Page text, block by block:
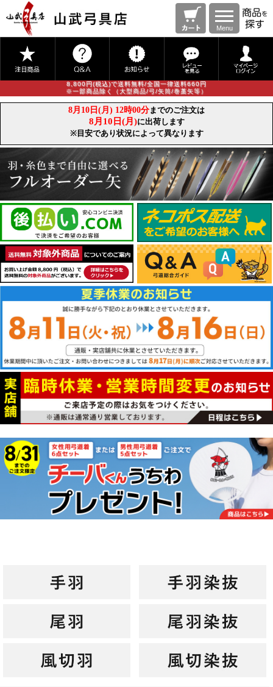
Menu
8,800円(税込)で送料無料/全国一律送料660円
※一部商品除く（大型商品/弓/矢筒/巻藁矢等）